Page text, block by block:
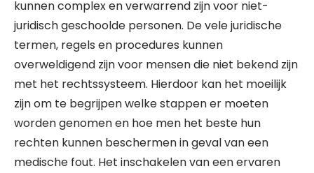
kunnen complex en verwarrend zijn voor niet-
juridisch geschoolde personen. De vele juridische
termen, regels en procedures kunnen
overweldigend zijn voor mensen die niet bekend zijn
met het rechtssysteem. Hierdoor kan het moeilijk
zijn om te begrijpen welke stappen er moeten
worden genomen en hoe men het beste hun
rechten kunnen beschermen in geval van een
medische fout. Het inschakelen van een ervaren